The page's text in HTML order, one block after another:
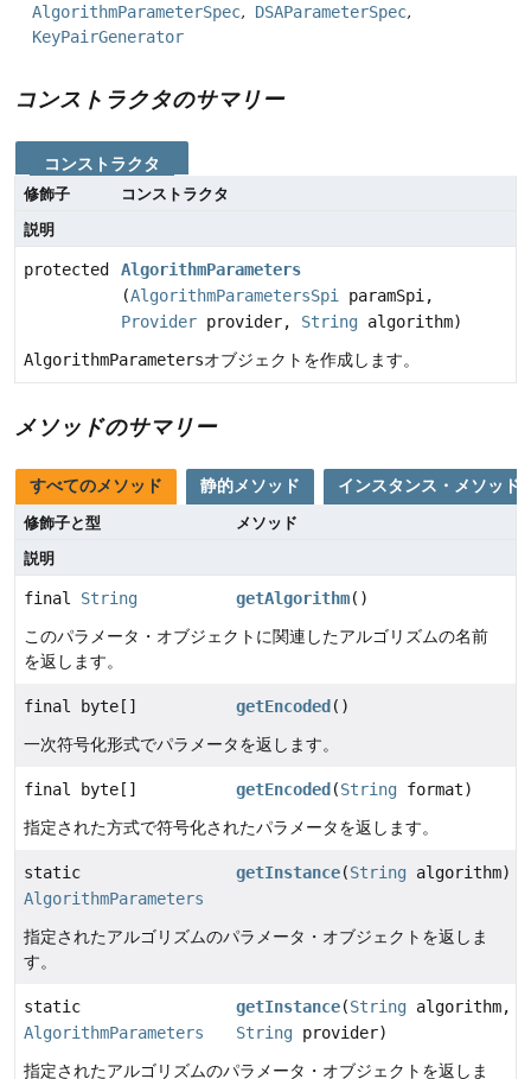
AlgorithmParameterSpec
DSAParameterSpec
KeyPairGenerator
コンストラクタのサマリー
コンストラクタ
修飾子
コンストラクタ
説明
protected
AlgorithmParameters
(AlgorithmParametersSpi
paramSpi,
Provider provider, String algorithm)
AlgorithmParametersオブジェクトを作成します。
メソッドのサマリー
すべてのメソッド 静的メソッド インスタンス・メソッド
修飾子と型
メソッド
説明
final String getAlgorithm()
このパラメータ・オブジェクトに関連したアルゴリズムの名前
を返します。
final byte[] getEncoded ()
一次符号化形式でパラメータを返します。
final byte[] getEncoded (String format)
指定された方式で符号化されたパラメータを返します。
static
AlgorithmParameters
getInstance(String algorithm)
指定されたアルゴリズムのパラメータ・オブジェクトを返しま
す。
static
AlgorithmParameters
getInstance(String algorithm,
String provider)
指定されたアルゴリズムのパラメータ・オブジェクトを返しま